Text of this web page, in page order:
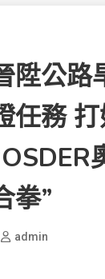
陞公路
任務
拳”
admin